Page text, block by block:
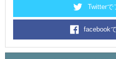
Twitterで
facebook